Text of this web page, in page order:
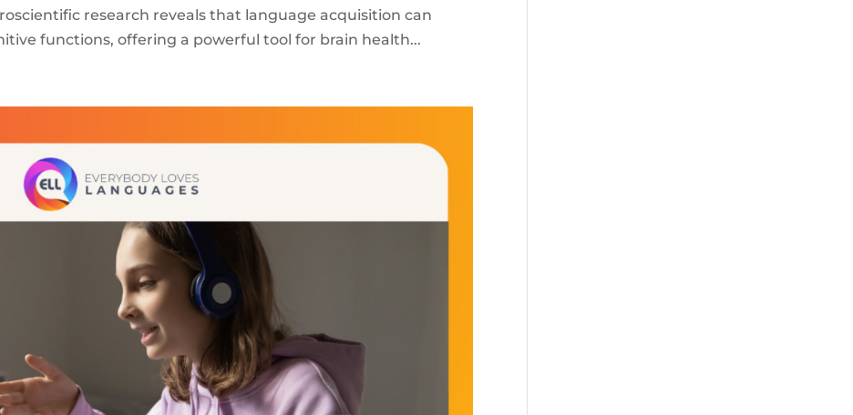
research reveals that language acquisition can
functions, offering a powerful tool for brain health...